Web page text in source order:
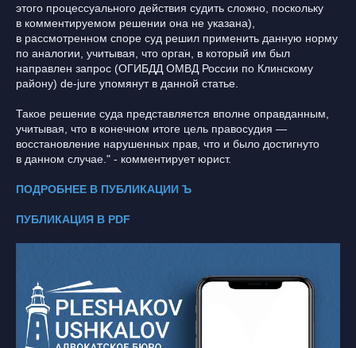
этого процессуального действия судить сложно, поскольку
в комментируемом решении она не указана),
в рассмотренном споре суд решил применить данную норму
по аналогии, учитывая, что орган, в который им был
направлен запрос (ОГИБДД ОМВД России по Клинскому
району) de-jure упомянут в данной статье.
Такое решение суда представляется вполне оправданным,
учитывая, что в конечном итоге цель правосудия —
восстановление нарушенных прав, что и было достигнуто
в данном случае." - комментирует юрист.
ПОДРОБНЕЕ В ПУБЛИКАЦИИ Ъ
ПУБЛИКАЦИЯ В PDF